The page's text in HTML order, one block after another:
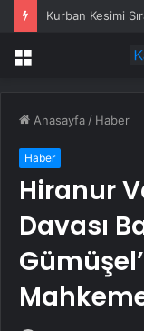
Kurban Kesimi
Menü
Anasayfa / Haber
Haber
Hiranur
Davası